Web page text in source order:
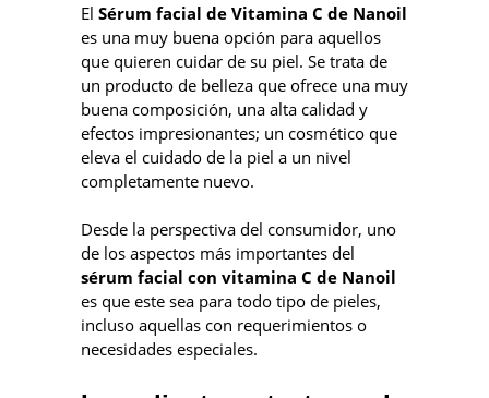
El Sérum facial de Vitamina C de Nanoil
es una muy buena opción para aquellos
que quieren cuidar de su piel. Se trata de
un producto de belleza que ofrece una muy
buena composición, una alta calidad y
efectos impresionantes; un cosmético que
eleva el cuidado de la piel a un nivel
completamente nuevo.
Desde la perspectiva del consumidor, uno
de los aspectos más importantes del
sérum facial con vitamina C de Nanoil
es que este sea para todo tipo de pieles,
incluso aquellas con requerimientos o
necesidades especiales.